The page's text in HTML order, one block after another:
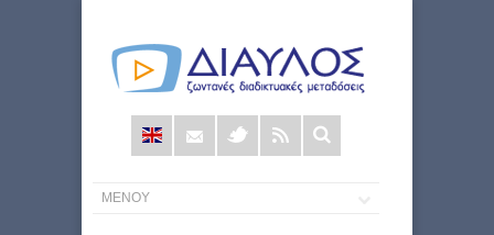
Φόρμα
αναζήτησης